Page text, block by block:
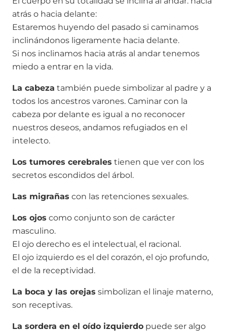
atrás o hacia delante:
Estaremos huyendo del pasado si caminamos
inclinándonos ligeramente hacia delante.
Si nos inclinamos hacia atrás al andar tenemos
miedo a entrar en la vida.
La cabeza también puede simbolizar al padre y a
todos los ancestros varones. Caminar con la
cabeza por delante es igual a no reconocer
nuestros deseos, andamos refugiados en el
intelecto.
Los tumores cerebrales tienen que ver con los
secretos escondidos del árbol.
Las migrañas con las retenciones sexuales.
Los ojos como conjunto son de carácter
masculino.
El ojo derecho es el intelectual, el racional.
El ojo izquierdo es el del corazón, el ojo profundo,
el de la receptividad.
La boca y las orejas simbolizan el linaje materno,
son receptivas.
La sordera en el oído izquierdo puede ser algo